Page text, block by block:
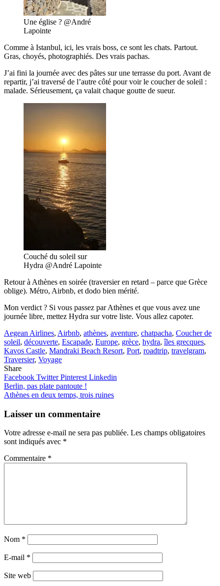
Une église ? @André
Lapointe
Comme à Istanbul, ici, les vrais boss, ce sont les chats. Partout.
Gras, choyés, photographiés. Des vrais pachas.
J’ai fini la journée avec des pâtes sur une terrasse du port. Avant de
repartir, j’ai traversé de l’autre côté pour voir le coucher de soleil :
malade. Sérieusement, ça valait chaque goutte de sueur.
Couché du soleil sur
Hydra @André Lapointe
Retour à Athènes en soirée (traversier en retard – parce que Grèce
oblige). Métro, Airbnb, et dodo bien mérité.
Mon verdict ? Si vous passez par Athènes et que vous avez une
journée libre, mettez Hydra sur votre liste. Vous allez capoter.
Aegean Airlines, Airbnb, athènes, aventure, chatpacha, Coucher de
soleil, découverte, Escapade, Europe, grèce, hydra,îles grecques,
Kavos Castle, Mandraki Beach Resort, Port, roadtrip, travelgram,
Traversier, Voyage
Share
Facebook TwitterPinterest Linkedin
Navigation
de
l’article
Berlin, pas plate pantoute !
Athènes en deux temps, trois ruines
Laisser un commentaire
Votre adresse e-mail ne sera pas publiée. Les champs obligatoires
sont indiqués avec *
Commentaire *
Nom *
E-mail *
Site web